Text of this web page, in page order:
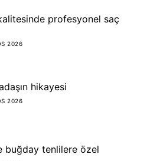
profesyonel saç
2026
hikayesi
2026
buğday tenlilere özel